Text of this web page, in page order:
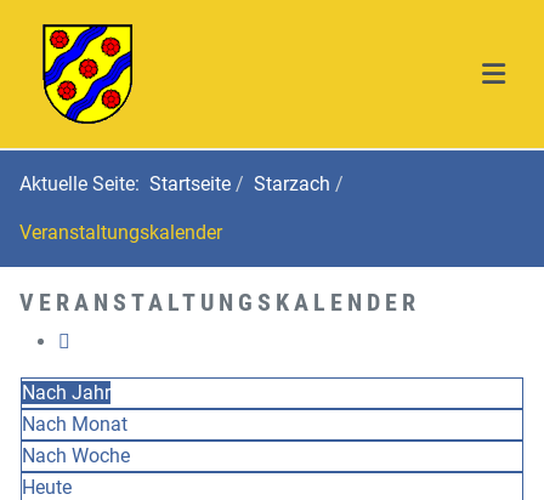
Aktuelle Seite: Startseite Starzach
Veranstaltungskalender
VERANSTALTUNGSKALENDER
Nach Jahr
Nach Monat
Nach Woche
Heute